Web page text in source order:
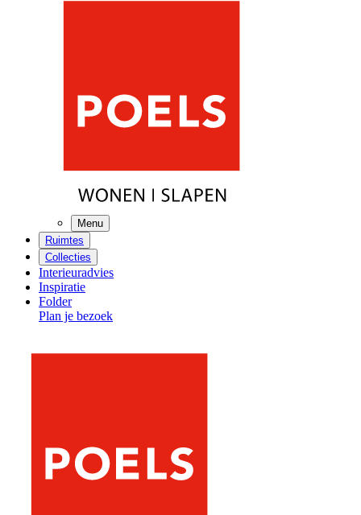
Menu
Ruimtes
Collecties
Interieuradvies
Inspiratie
Folder
Plan je bezoek